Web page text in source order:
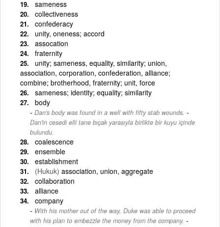
sameness
collectiveness
confederacy
unity, oneness; accord
assocation
fraternity
unity; sameness, equality, similarity; union,
association, corporation, confederation, alliance;
combine; brotherhood, fraternity; unit, force
sameness; identity; equality; similarity
body
Dan's body was found in a well with fifty stab wounds. -
Dan'in cesedi elli tane bıçak yarasıyla birlikte bir kuyu içinde
bulundu.
coalescence
ensemble
establishment
(Hukuk) association, union, aggregate
collaboration
alliance
company
With his mother out of the way, Duke was able to proceed
with his plan to embezzle the money from the company. -